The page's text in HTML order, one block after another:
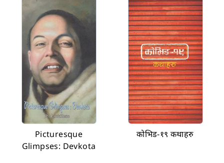
Picturesque
Glimpses: Devkota
कोभिड-१९ कथाहरु